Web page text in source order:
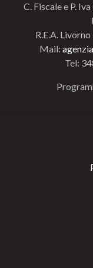
C. Fiscale e P.
R.E.A.
Mail:
Tel: